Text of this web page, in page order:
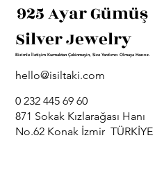
925 Ayar Gümüş
Silver Jewelry
Bizimle İletişim Kurmaktan Çekinmeyin, Size Yardımcı Olmaya Hazırız.
hello@isiltaki.com
0 232 445 69 60
871 Sokak Kızlarağası Hanı
No.62 Konak İzmir TÜRKİYE